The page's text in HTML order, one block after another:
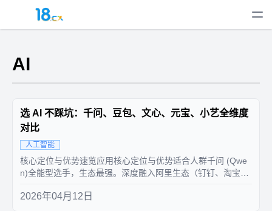
AI
选 AI 不踩坑：千问、豆包、文心、元宝、小艺全维度
对比
人工智能
核心定位与优势速览应用核心定位与优势适合人群千问 (Qwe
n)全能型选手，生态最强。深度融入阿里生态（钉钉、淘宝
户、企业办公、需要专业级问答和文档处理的用户。豆包 (Do
2026年04月12日